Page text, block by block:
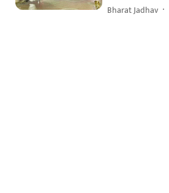
Bharat Jadhav